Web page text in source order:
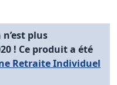
plus
! Ce produit a été
Retraite Individuel